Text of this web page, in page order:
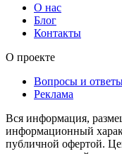
О нас
Блог
Контакты
О проекте
Вопросы и
Реклама
Вся информация,
информационный
публичной офертой.